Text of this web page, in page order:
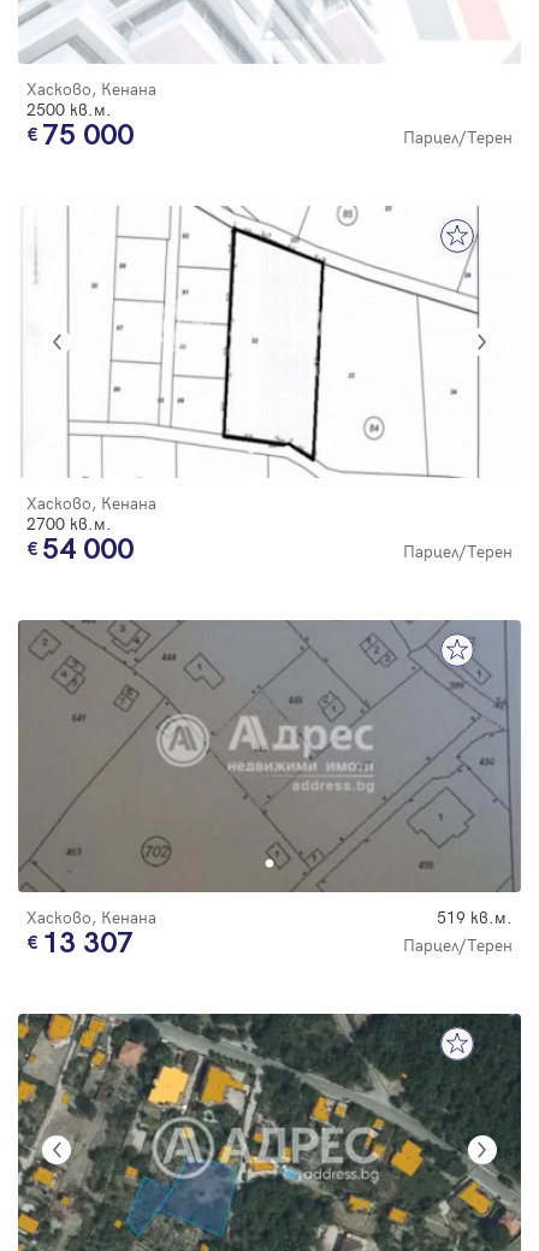
Хасково, Кенана
2500 кв.м.
75 000 Парцел/Терен
Хасково, Кенана
2700 кв.м.
54 000 Парцел/Терен
Хасково, Кенана 519 кв.м.
13 307 Парцел/Терен